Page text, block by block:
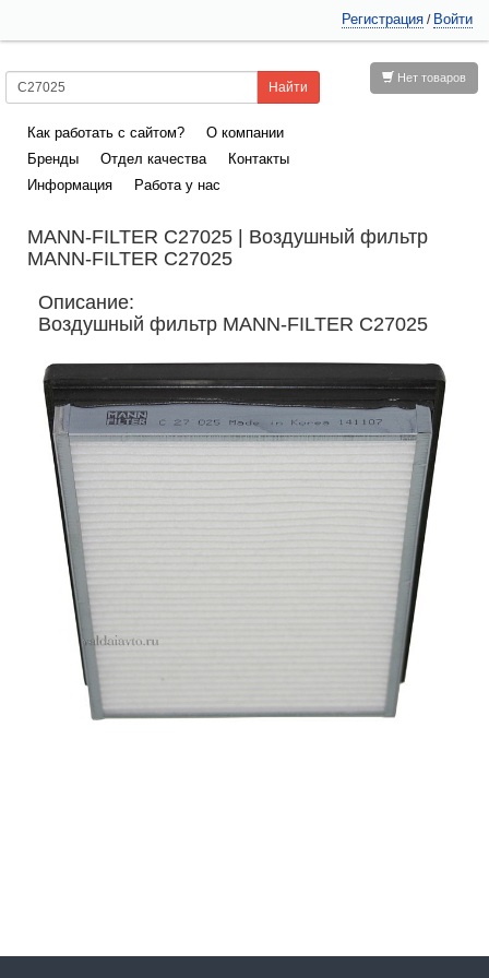
Регистрация / Войти
Нет товаров
Как работать с сайтом?
О компании
Бренды
Отдел качества
Контакты
Информация
Работа у нас
MANN-FILTER C27025 | Воздушный фильтр
MANN-FILTER C27025
Описание:
Воздушный фильтр MANN-FILTER C27025